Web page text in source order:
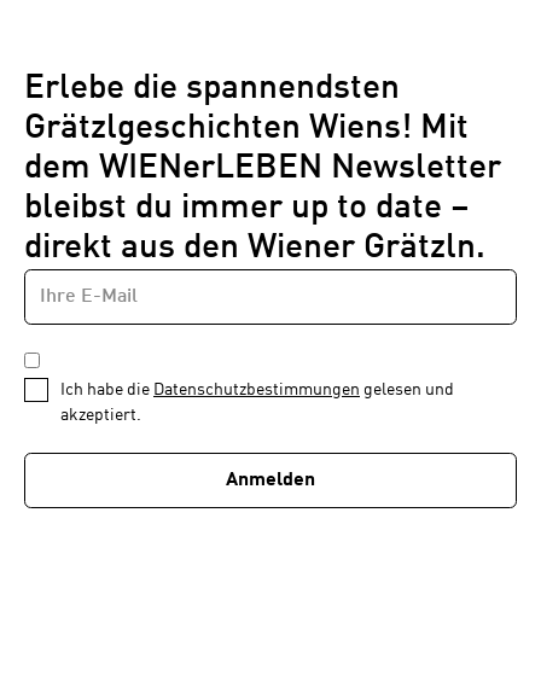
Erlebe die spannendsten
Grätzlgeschichten Wiens! Mit
dem WIENerLEBEN Newsletter
bleibst du immer up to date –
direkt aus den Wiener Grätzln.
Newsletter
1
von
E-
MAIL-
ADRESSE
DATENSCHUTZBESTIMMUNGEN
*
Ich habe die Datenschutzbestimmungen gelesen und
akzeptiert.
Anmelden